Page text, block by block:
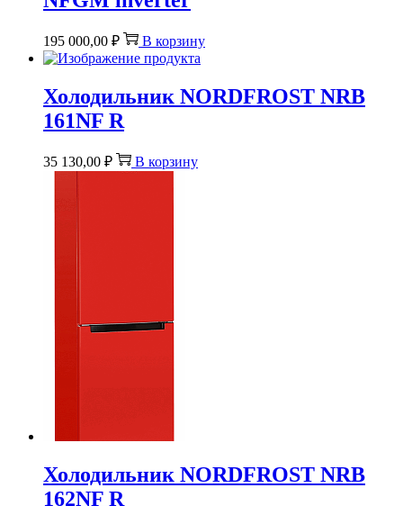
195 000,00 ₽ В корзину
Холодильник NORDFROST NRB
161NF R
35 130,00 ₽ В корзину
Холодильник NORDFROST NRB
162NF R